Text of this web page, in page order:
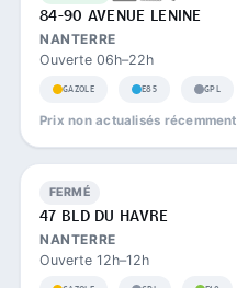
84-90 AVENUE LENINE
NANTERRE
Ouverte 06h–22h
GAZOLE E85 GPL
Prix non actualisés récemment
FERMÉ
47 BLD DU HAVRE
NANTERRE
Ouverte 12h–12h